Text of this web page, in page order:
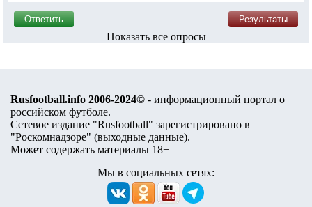
Показать все опросы
Rusfootball.info 2006-2024© - информационный портал о
российском футболе.
Сетевое издание "Rusfootball" зарегистрировано в
"Роскомнадзоре" (выходные данные).
Может содержать материалы 18+
Мы в социальных сетях: